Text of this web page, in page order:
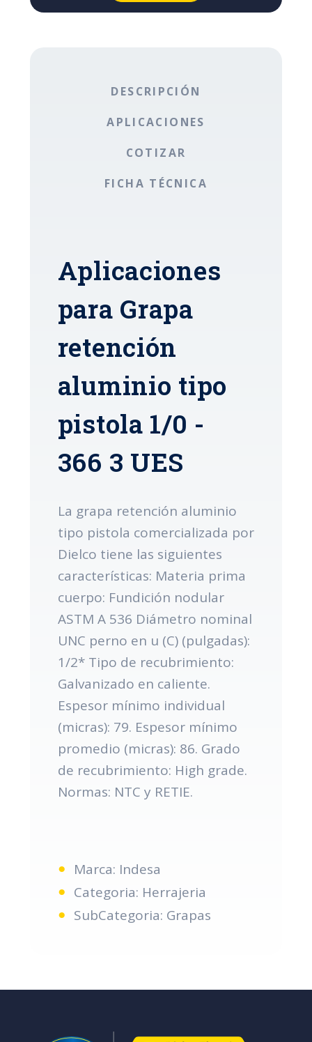
DESCRIPCIÓN
APLICACIONES
COTIZAR
FICHA TÉCNICA
Aplicaciones
para Grapa
retención
aluminio tipo
pistola 1/0 -
366 3 UES
La grapa retención aluminio
tipo pistola comercializada por
Dielco tiene las siguientes
características: Materia prima
cuerpo: Fundición nodular
ASTM A 536 Diámetro nominal
UNC perno en u (C) (pulgadas):
1/2* Tipo de recubrimiento:
Galvanizado en caliente.
Espesor mínimo individual
(micras): 79. Espesor mínimo
promedio (micras): 86. Grado
de recubrimiento: High grade.
Normas: NTC y RETIE.
Marca: Indesa
Categoria: Herrajeria
SubCategoria: Grapas